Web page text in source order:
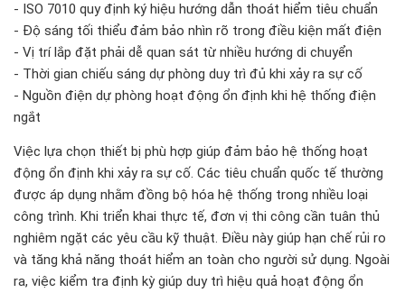
- ISO 7010 quy định ký hiệu hướng dẫn thoát hiểm tiêu chuẩn
- Độ sáng tối thiểu đảm bảo nhìn rõ trong điều kiện mất điện
- Vị trí lắp đặt phải dễ quan sát từ nhiều hướng di chuyển
- Thời gian chiếu sáng dự phòng duy trì đủ khi xảy ra sự cố
- Nguồn điện dự phòng hoạt động ổn định khi hệ thống điện
ngắt
Việc lựa chọn thiết bị phù hợp giúp đảm bảo hệ thống hoạt
động ổn định khi xảy ra sự cố. Các tiêu chuẩn quốc tế thường
được áp dụng nhằm đồng bộ hóa hệ thống trong nhiều loại
công trình. Khi triển khai thực tế, đơn vị thi công cần tuân thủ
nghiêm ngặt các yêu cầu kỹ thuật. Điều này giúp hạn chế rủi ro
và tăng khả năng thoát hiểm an toàn cho người sử dụng. Ngoài
ra, việc kiểm tra định kỳ giúp duy trì hiệu quả hoạt động ổn